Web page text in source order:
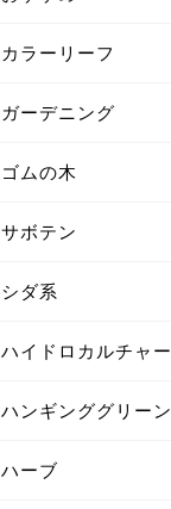
カラーリーフ
ガーデニング
ゴムの木
サボテン
シダ系
ハイドロカルチャー
ハンギンググリーン
ハーブ